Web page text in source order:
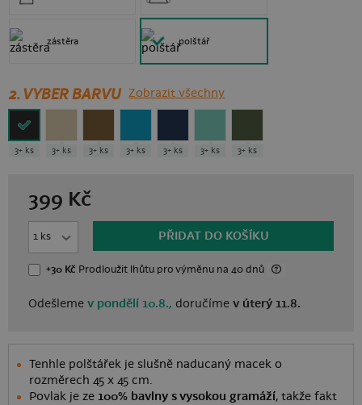
zástěra polštář
2. VYBER BARVU Zobrazit všechny
3+ ks 3+ ks 3+ ks 3+ ks 3+ ks 3+ ks 3+ ks
399 Kč
PŘIDAT DO KOŠÍKU
+30 Kč Prodloužit lhůtupro výměnu na 40 dnů
Odešlemev pondělí 10.8., doručímev úterý 11.8.
Tenhle polštářek je slušně naducaný macek o
rozměrech 45 x 45 cm.
Povlak je ze 100% bavlny s vysokou gramáží, takže fakt